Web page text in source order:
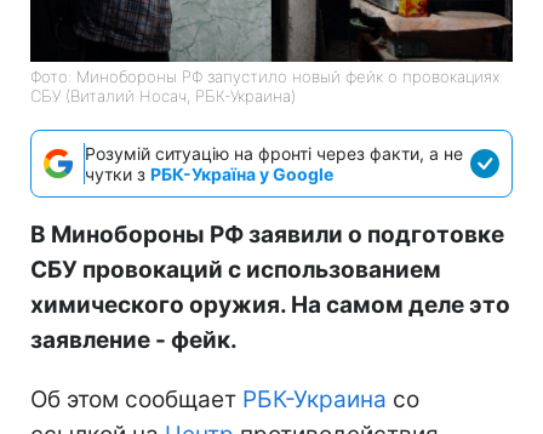
Фото: Минобороны РФ запустило новый фейк о провокациях
СБУ (Виталий Носач, РБК-Украина)
Розумій ситуацію на фронті через факти, а не
чутки з РБК-Україна у Google
В Минобороны РФ заявили о подготовке
СБУ провокаций с использованием
химического оружия. На самом деле это
заявление - фейк.
Об этом сообщает РБК-Украина со